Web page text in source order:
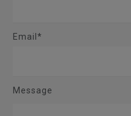
Email*
Message